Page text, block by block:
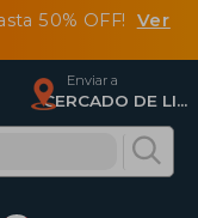
50% OFF! Ver
Enviar a
CERCADO DE LIMA, Lima